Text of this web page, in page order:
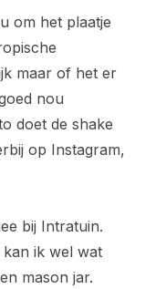
om het plaatje
maar of het er
nou
doet de shake
op Instagram,
bij Intratuin.
ik wel wat
mason jar.